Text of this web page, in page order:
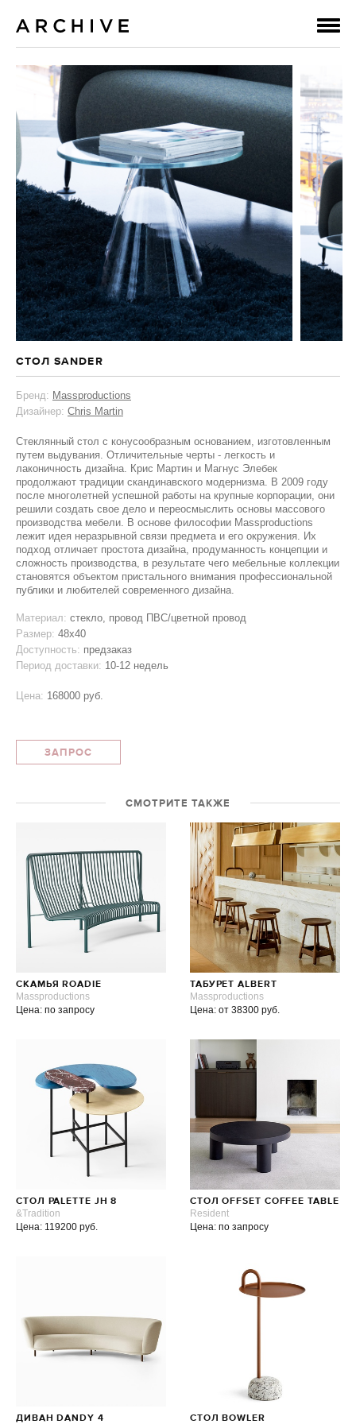
СТОЛ SANDER
Бренд: Massproductions
Дизайнер: Chris Martin
Стеклянный стол с конусообразным основанием, изготовленным
путем выдувания. Отличительные черты - легкость и
лаконичность дизайна. Крис Мартин и Магнус Элебек
продолжают традиции скандинавского модернизма. В 2009 году
после многолетней успешной работы на крупные корпорации, они
решили создать свое дело и переосмыслить основы массового
производства мебели. В основе философии Massproductions
лежит идея неразрывной связи предмета и его окружения. Их
подход отличает простота дизайна, продуманность концепции и
сложность производства, в результате чего мебельные коллекции
становятся объектом пристального внимания профессиональной
публики и любителей современного дизайна.
Материал: стекло, провод ПВС/цветной провод
Размер: 48x40
Доступность: предзаказ
Период доставки: 10-12 недель
Цена: 168000 руб.
ЗАПРОС
СМОТРИТЕ ТАКЖЕ
СКАМЬЯ ROADIE
Massproductions
Цена: по запросу
ТАБУРЕТ ALBERT
Massproductions
Цена: от 38300 руб.
СТОЛ PALETTE JH 8
&Tradition
Цена: 119200 руб.
СТОЛ OFFSET COFFEE TABLE
Resident
Цена: по запросу
ДИВАН DANDY 4 СТОЛ BOWLER